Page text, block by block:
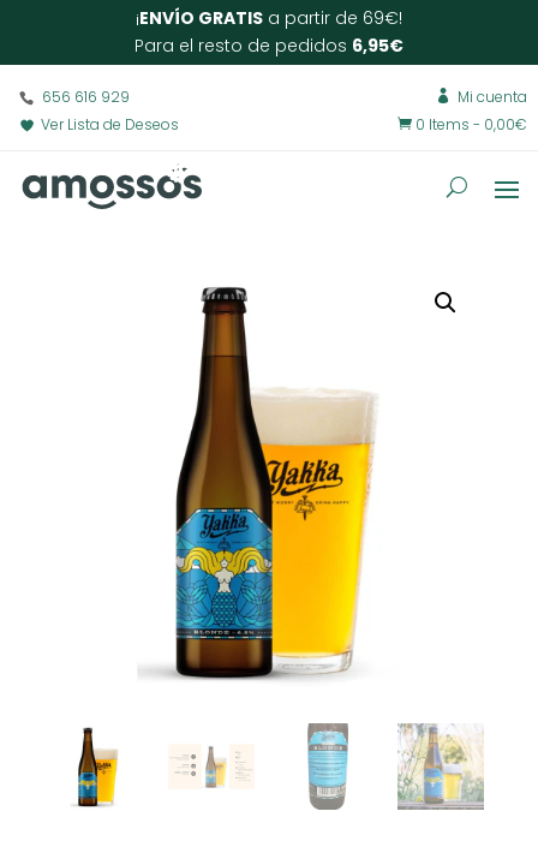
¡ENVÍO GRATIS a partir de 69€!
Para el resto de pedidos 6,95€
656 616 929
Ver Lista de Deseos
 Mi cuenta
 0 Items - 0,00€